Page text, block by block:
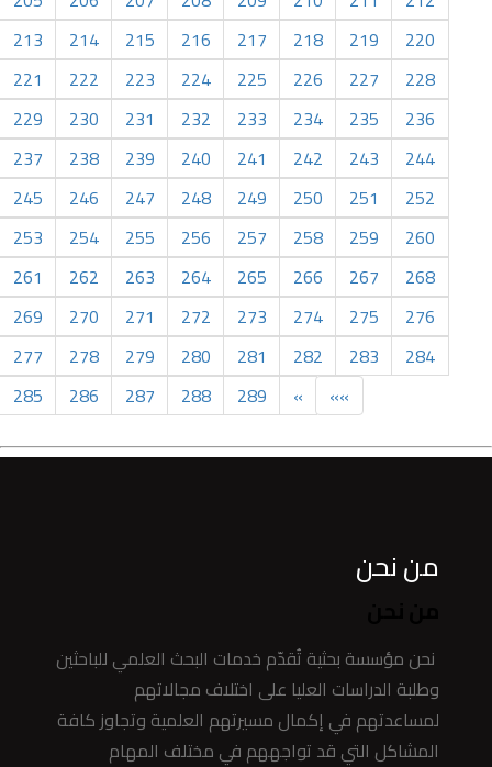
213
214 215 216 217 218 219
220
221
222 223 224 225 226 227
228
229
230 231 232 233 234 235
236
237
238 239 240 241 242 243
244
245
246 247 248 249 250 251
252
253
254 255 256 257 258 259
260
261
262 263 264 265 266 267
268
269
270 271 272 273 274 275
276
277
278 279 280 281 282 283
284
285
286 287 288 289 » »»
من نحن
نحن مؤسسة بحثية تُقدّم خدمات البحث العلمي للباحثين
وطلبة الدراسات العليا على اختلاف مجالاتهم
لمساعدتهم في إكمال مسيرتهم العلمية وتجاوز كافة
المشاكل التي قد تواجههم في مختلف المهام